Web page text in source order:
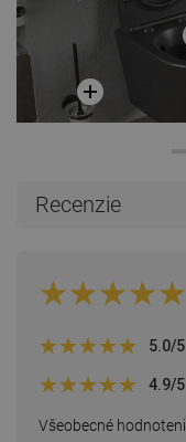
Recenzie
Všeobecné
5.0/5
4.9/5